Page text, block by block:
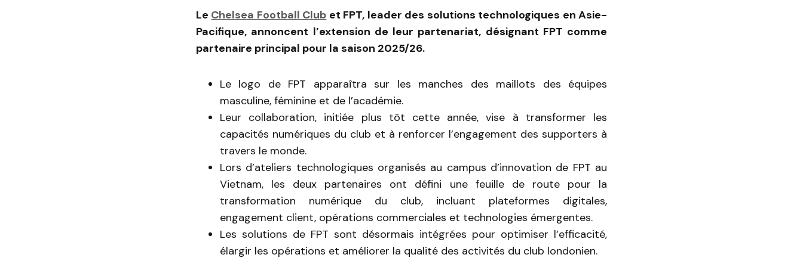
Le Chelsea Football Club et FPT, leader des solutions technologiques en Asie-
Pacifique, annoncent l’extension de leur partenariat, désignant FPT comme
partenaire principal pour la saison 2025/26.
Le logo de FPT apparaîtra sur les manches des maillots des équipes
masculine, féminine et de l’académie.
Leur collaboration, initiée plus tôt cette année, vise à transformer les
capacités numériques du club et à renforcer l’engagement des supporters à
travers le monde.
Lors d’ateliers technologiques organisés au campus d’innovation de FPT au
Vietnam, les deux partenaires ont défini une feuille de route pour la
transformation numérique du club, incluant plateformes digitales,
engagement client, opérations commerciales et technologies émergentes.
Les solutions de FPT sont désormais intégrées pour optimiser l’efficacité,
élargir les opérations et améliorer la qualité des activités du club londonien.